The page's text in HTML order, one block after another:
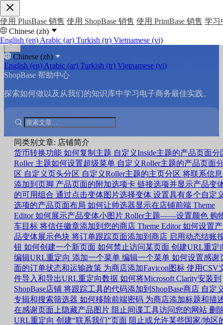
使用 PlusBase 销售 使用 ShopBase 销售 使用 PrintBase 销售 学习
Chinese (zh)
English (en) Arabic (ar) Turkish (tr) Vietnamese (vi)
Chinese (zh)
English (en) Arabic (ar) Turkish (tr) Vietnamese (vi)
ShopBase 帮助中心
探索如何做以及从我们的知识库中学习电子商务最佳实践。
同类别文章: 店铺简介
货币转换功能 如何复制主题 自定义Inside主题的产品页面分
Roller 主题如何设置超级菜单 自定义Roller主题的产品页面
区 自定义页头分区 自定义Roller主题的主页分区 将联系信息
添加到页脚 产品页面的附加选项卡 链接选项并显示产品变
的可用组合 通过点击变体图片选择变体 设置具有多个自定
选项的产品页面布局 如何让帅选器显示在店铺前端 Theme
Editor 如何展示产品变体小图片 Roller主题——设置颜色 购
车目标 将信任徽章添加到您的商店 Theme Editor 如何设置产
品变体展示色块 将订单跟踪页面添加到商店 启用动态结账
钮 如何创建一个新页面 如何禁止访问某页面 创建URL重定
编辑URL重定向 添加一个菜单 编辑一个菜单 如何设置感谢
面的订单状态和运输政策 为商店添加Favicon图标 使用CSV
件导入和导出URL重定向数据 如何将Microsoft Clarity安装到
ShopBase店铺 将跟踪工具的代码添加到ShopBase商店 自定
专辑和搜索筛选器 如何移除前端密码 为商店添加标题和描
在感谢页面上隐藏产品图片 阻止间谍工具访问您的网站 删
URL重定向 创建“联系我们”页面 阻止或允许某些国家/地区